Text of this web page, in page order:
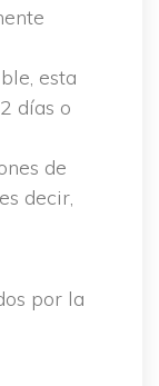
esta
días o
de
decir,
por la